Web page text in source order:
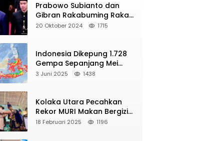
M 5,4 Guncang Buol, Warga Panik
Diri ke Gunung
Prabowo Subianto dan
Gibran Rakabuming Raka
Resmi Dilantik Jadi
20 Oktober 2024 1715
Indonesia Dikepung 1.728
Gempa Sepanjang Mei
2025, Berikut Wilayah Yang
3 Juni 2025 1438
Kolaka Utara Pecahkan
Rekor MURI Makan Bergizi
Gratis Dengan Peserta
18 Februari 2025 1196